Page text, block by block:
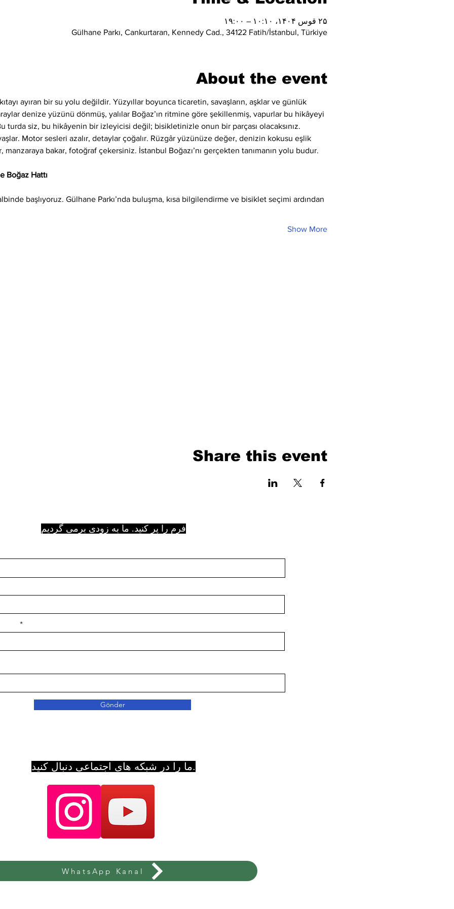
۲۵ قوس ۱۴۰۴، ۱۰:۱۰ – ۱۹:۰۰
Gülhane Parkı, Cankurtaran, Kennedy Cad., 34122 Fatih/İstanbul, Türkiye
About the event
ayıran bir su yolu değildir. Yüzyıllar boyunca ticaretin, savaşların, aşklar ve günlük
denize yüzünü dönmüş, yalılar Boğaz’ın ritmine göre şekillenmiş, vapurlar bu hikâyeyi
turda siz, bu hikâyenin bir izleyicisi değil; bisikletinizle onun bir parçası olacaksınız.
Motor sesleri azalır, detaylar çoğalır. Rüzgâr yüzünüze değer, denizin kokusu eşlik
bakar, fotoğraf çekersiniz. İstanbul Boğazı’nı gerçekten tanımanın yolu budur.
Boğaz Hattı
başlıyoruz. Gülhane Parkı’nda buluşma, kısa bilgilendirme ve bisiklet seçimi ardından
Show More
Share this event
فرم را پر کنید. ما به زودی برمی گردیم
Gönder
ما را در شبکه های اجتماعی دنبال کنید.
WhatsApp Kanal